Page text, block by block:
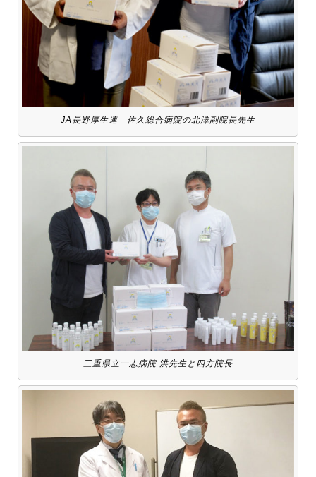
JA長野厚生連 佐久総合病院の北澤副院長先生
三重県立一志病院 洪先生と四方院長